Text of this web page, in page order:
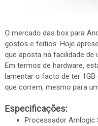
O mercado das box para
gostos e feitios. Hoje
que aposta na facilidade de
Em termos de hardware,
lamentar o facto de ter 1GB
que correm, mesmo para
Especificações:
Processador Amlogic